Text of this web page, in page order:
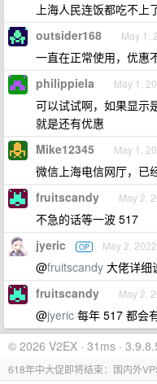
上海人民连饭都吃不
outsider168 May 1,
一直在正常使用，优惠
philippiela May 1,
可以试试啊，如果显示
就是还有优惠
Mike12345 May 1,
微信上海电信网厅，已
fruitscandy May 2,
不急的话等一波 517
jyeric OP May 2, 2022
@fruitscandy 大佬详细
fruitscandy May 2,
@jyeric 每年 517 都会
© 2026 V2EX · 31ms ·
618年中大促即将结束：国内外